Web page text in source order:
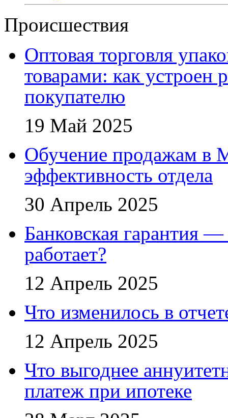
Происшествия
Оптовая торговля
товарами: как устроен
покупателю
19 Май 2025
Обучение продажам в
эффективность отдела
30 Апрель 2025
Банковская гарантия
работает?
12 Апрель 2025
Что изменилось в
12 Апрель 2025
Что выгоднее
платеж при ипотеке